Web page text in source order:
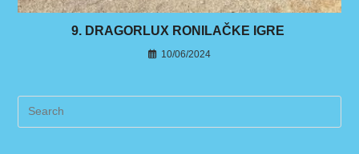
9. DRAGORLUX RONILAČKE IGRE
10/06/2024